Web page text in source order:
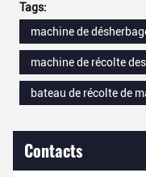
Tags:
machine de
machine de récolte
bateau de récolte de
Contacts